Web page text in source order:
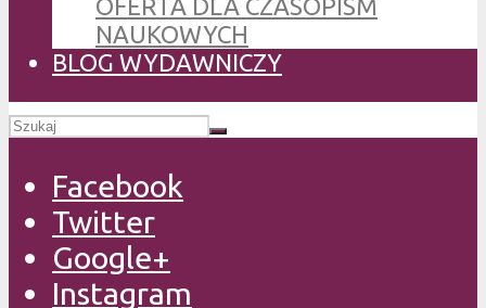
OFERTA DLA CZASOPISM
NAUKOWYCH
BLOG WYDAWNICZY
Facebook
Twitter
Google+
Instagram